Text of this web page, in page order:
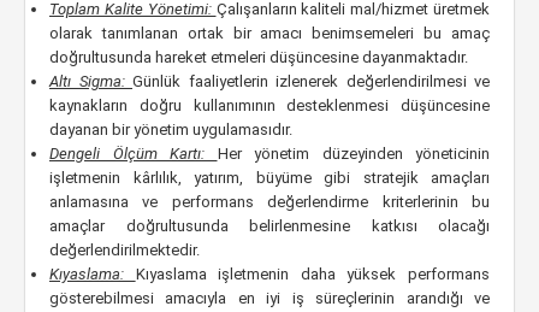
Toplam Kalite Yönetimi: Çalışanların kaliteli mal/hizmet üretmek
olarak tanımlanan ortak bir amacı benimsemeleri bu amaç
doğrultusunda hareket etmeleri düşüncesine dayanmaktadır.
Altı Sigma: Günlük faaliyetlerin izlenerek değerlendirilmesi ve
kaynakların doğru kullanımının desteklenmesi düşüncesine
dayanan bir yönetim uygulamasıdır.
Dengeli Ölçüm Kartı: Her yönetim düzeyinden yöneticinin
işletmenin kârlılık, yatırım, büyüme gibi stratejik amaçları
anlamasına ve performans değerlendirme kriterlerinin bu
amaçlar doğrultusunda belirlenmesine katkısı olacağı
değerlendirilmektedir.
Kıyaslama: Kıyaslama işletmenin daha yüksek performans
gösterebilmesi amacıyla en iyi iş süreçlerinin arandığı ve